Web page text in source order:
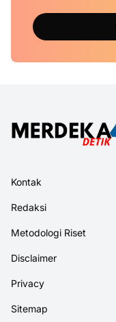
Kontak
Redaksi
Metodologi Riset
Disclaimer
Privacy
Sitemap